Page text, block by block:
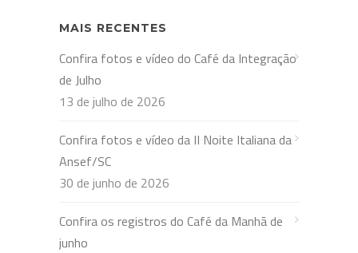
MAIS RECENTES
Confira fotos e vídeo do Café da Integração
de Julho
13 de julho de 2026
Confira fotos e vídeo da II Noite Italiana da
Ansef/SC
30 de junho de 2026
Confira os registros do Café da Manhã de
junho